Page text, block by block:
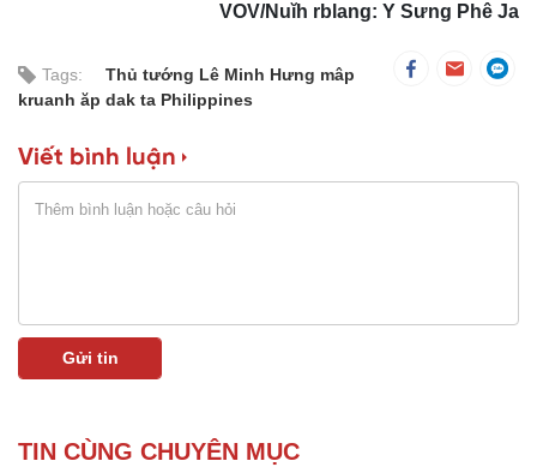
VOV/Nuĭh rblang: Y Sưng Phê Ja
Tags:
Thủ tướng Lê Minh Hưng mâp
kruanh ăp dak ta Philippines
Viết bình luận
TIN CÙNG CHUYÊN MỤC